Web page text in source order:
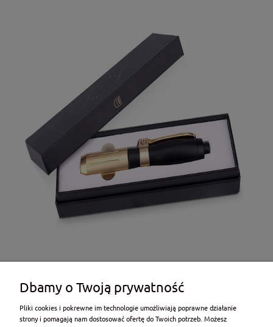
Dbamy o Twoją prywatność
Pliki cookies i pokrewne im technologie umożliwiają poprawne działanie
strony i pomagają nam dostosować ofertę do Twoich potrzeb. Możesz